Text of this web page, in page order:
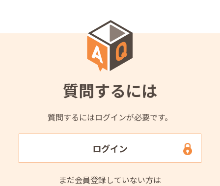
質問するには
質問するにはログインが必要です。
ログイン
まだ会員登録していない方は